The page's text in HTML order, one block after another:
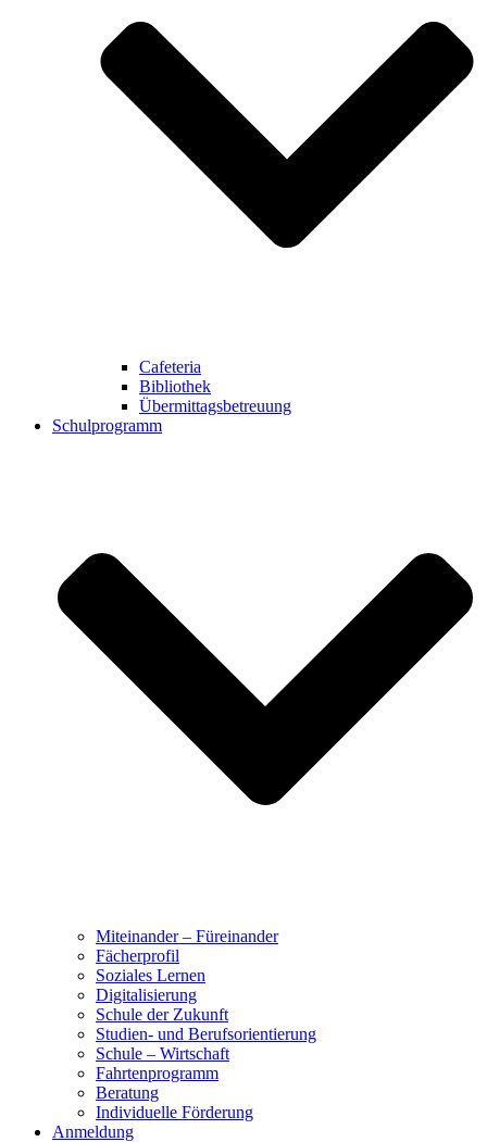
Cafeteria
Bibliothek
Übermittagsbetreuung
Schulprogramm
Miteinander – Füreinander
Fächerprofil
Soziales Lernen
Digitalisierung
Schule der Zukunft
Studien- und Berufsorientierung
Schule – Wirtschaft
Fahrtenprogramm
Beratung
Individuelle Förderung
Anmeldung